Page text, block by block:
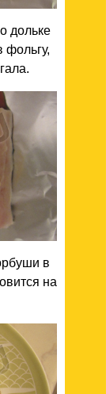
дольке
фольгу,
в
на